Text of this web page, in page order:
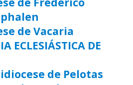
de Vacaria
ECLESIÁSTICA DE
de Pelotas